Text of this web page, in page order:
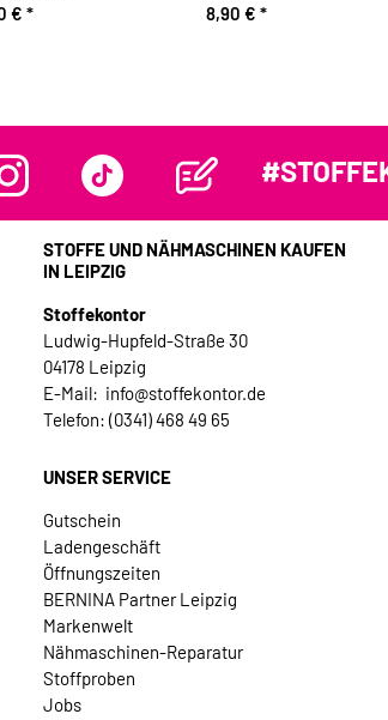
€ *
8,90 € *
STOFFE UND NÄHMASCHINEN KAUFEN
IN LEIPZIG
Stoffekontor
Ludwig-Hupfeld-Straße 30
04178 Leipzig
E-Mail: info@stoffekontor.de
Telefon: (0341) 468 49 65
UNSER SERVICE
Gutschein
Ladengeschäft
Öffnungszeiten
BERNINA Partner Leipzig
Markenwelt
Nähmaschinen-Reparatur
Stoffproben
Jobs